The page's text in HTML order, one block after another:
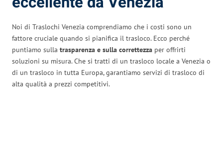
Noi di Traslochi Venezia comprendiamo che i costi sono un
fattore cruciale quando si pianifica il trasloco. Ecco perché
puntiamo sulla trasparenza e sulla correttezza per offrirti
soluzioni su misura. Che si tratti di un trasloco locale a Venezia o
di un trasloco in tutta Europa, garantiamo servizi di trasloco di
alta qualità a prezzi competitivi.